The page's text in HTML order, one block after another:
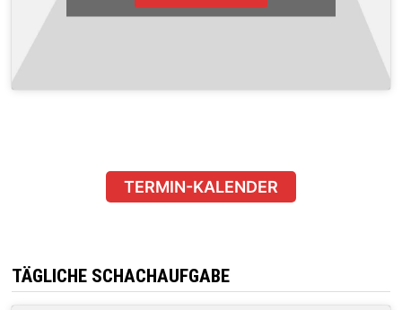
TERMIN-KALENDER
TÄGLICHE SCHACHAUFGABE